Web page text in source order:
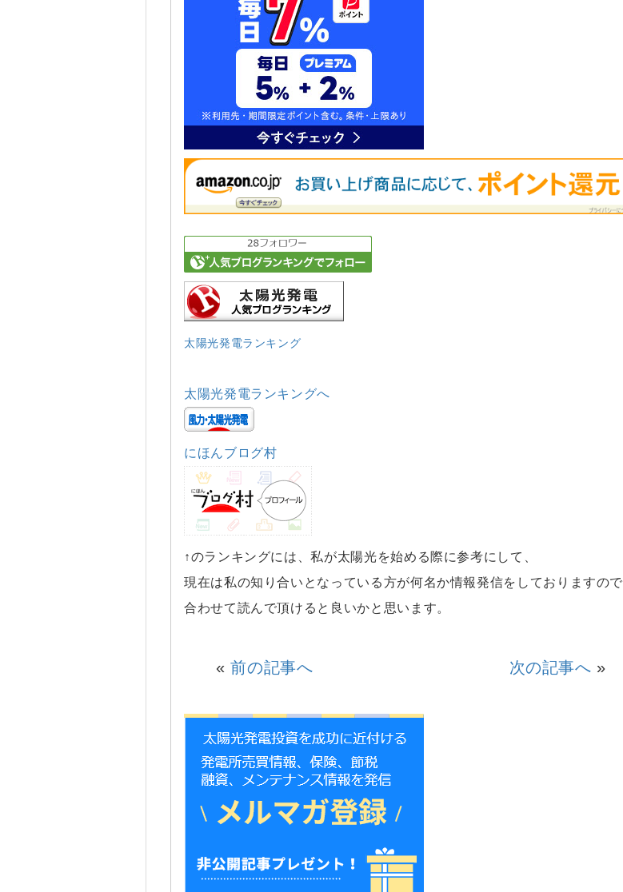
太陽光発電ランキング
太陽光発電ランキングへ
にほんブログ村
↑のランキングには、私が太陽光を始める際に参考にして、
現在は私の知り合いとなっている方が何名か情報発信をしておりますので
合わせて読んで頂けると良いかと思います。
«前の記事へ 次の記事へ »